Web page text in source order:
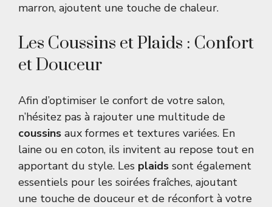
marron, ajoutent une touche de chaleur.
Les Coussins et Plaids : Confort
et Douceur
Afin d’optimiser le confort de votre salon,
n’hésitez pas à rajouter une multitude de
coussins aux formes et textures variées. En
laine ou en coton, ils invitent au repose tout en
apportant du style. Les plaids sont également
essentiels pour les soirées fraîches, ajoutant
une touche de douceur et de réconfort à votre